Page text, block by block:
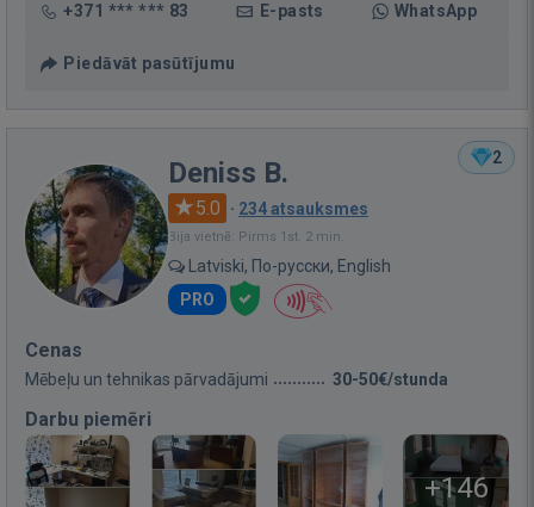
+371 *** *** 83 E-pasts WhatsApp
Piedāvāt pasūtījumu
2
Deniss B.
5.0 · 234 atsauksmes
Bija vietnē: Pirms 1st. 2 min.
Latviski, По-русски, English
PRO
Cenas
Mēbeļu un tehnikas pārvadājumi 30-50€/stunda
Darbu piemēri
+146